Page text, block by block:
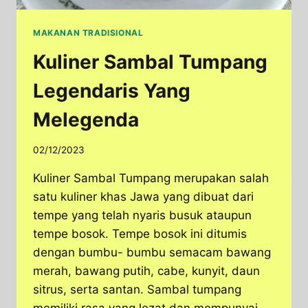
MAKANAN TRADISIONAL
Kuliner Sambal Tumpang
Legendaris Yang
Melegenda
02/12/2023
Kuliner Sambal Tumpang merupakan salah
satu kuliner khas Jawa yang dibuat dari
tempe yang telah nyaris busuk ataupun
tempe bosok. Tempe bosok ini ditumis
dengan bumbu- bumbu semacam bawang
merah, bawang putih, cabe, kunyit, daun
sitrus, serta santan. Sambal tumpang